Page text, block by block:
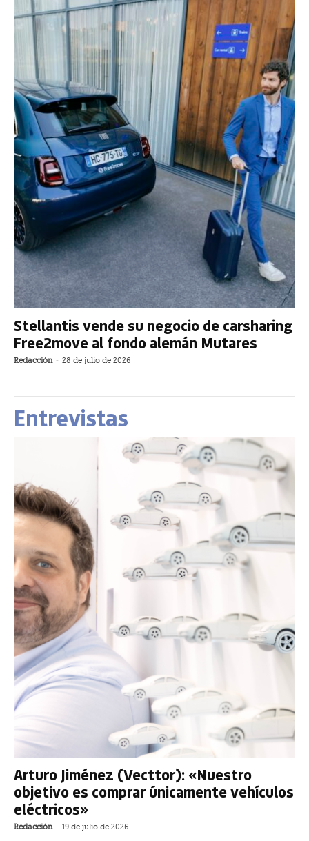
Stellantis vende su negocio de carsharing
Free2move al fondo alemán Mutares
Redacción - 28 de julio de 2026
Entrevistas
Arturo Jiménez (Vecttor): «Nuestro
objetivo es comprar únicamente vehículos
eléctricos»
Redacción - 19 de julio de 2026